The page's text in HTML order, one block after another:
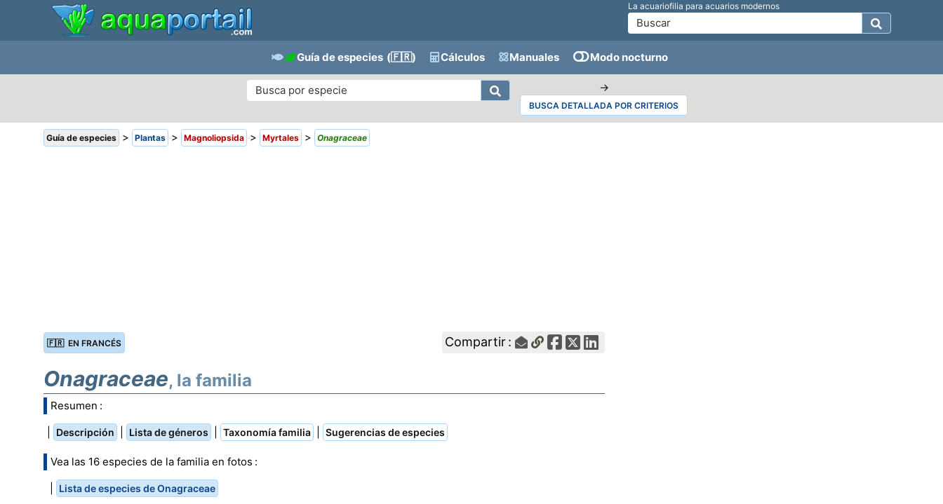
La acuariofilia para acuarios modernos
Guía de especies (🇫🇷) Cálculos Manuales Modo nocturno
→
BUSCA DETALLADA POR CRITERIOS
Guía de especies > Plantas > Magnoliopsida > Myrtales > Onagraceae
🇫🇷 EN FRANCÉS Compartir :
Onagraceae, la familia
Resumen :
Descripción Lista de géneros Taxonomía familia Sugerencias de especies
Vea las 16 especies de la familia en fotos :
Lista de especies de Onagraceae